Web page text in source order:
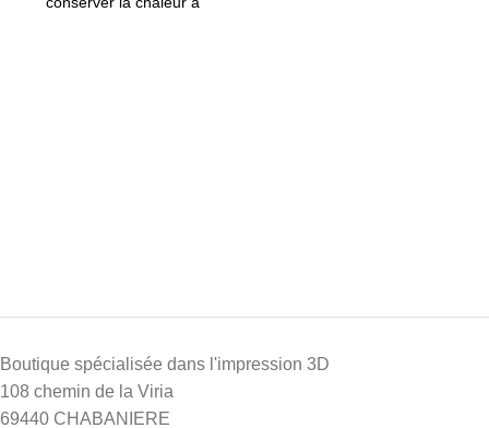
Boutique spécialisée dans l'impression 3D
108 chemin de la Viria
69440 CHABANIERE